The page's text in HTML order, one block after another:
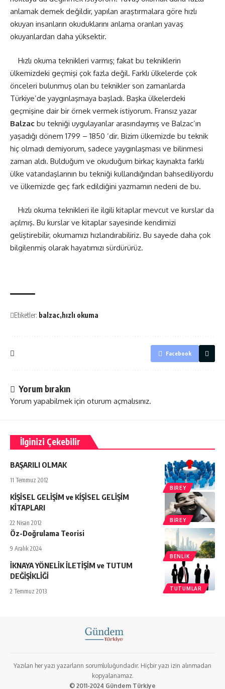
anlamak demek değildir, yapılan araştırmalara göre hızlı
okuyan insanların okuduklarını anlama oranları yavaş
okuyanlardan daha yüksektir.
Hızlı okuma teknikleri varmış; fakat bu tekniklerin
ülkemizdeki geçmişi çok fazla değil. Farklı ülkelerde çok
önceleri bulunmuş olan bu teknikler son zamanlarda
Türkiye’de yaygınlaşmaya başladı. Başka ülkelerdeki
geçmişine dair bir örnek vermek istiyorum. Fransız yazar
Balzac bu tekniği uygulayanlar arasındaymış ve Balzac’ın
yaşadığı dönem 1799 – 1850 ‘dir. Bizim ülkemizde bu teknik
hiç olmadı demiyorum, sadece yaygınlaşması ve bilinmesi
zaman aldı. Bulduğum ve okuduğum birkaç kaynakta farklı
ülke vatandaşlarının bu tekniği kullandığından bahsediliyordu
ve ülkemizde geç fark edildiğini yazmamın nedeni de bu.
Hızlı okuma teknikleri ile ilgili kitaplar mevcut ve kurslar da
açılmış. Bu kurslar ve kitaplar sayesinde kendimizi
geliştirebilir, okumamızı hızlandırabiliriz. Bu sayede daha çok
bilgilenmiş olarak hayatımızı sürdürürüz.
Etiketler: balzac hızlı okuma
Facebook
Yorum bırakın
Yorum yapabilmek için oturum açmalısınız.
İlginizi Çekebilir
BIREY
BAŞARILI OLMAK
11 Temmuz 2012
BIREY
KİŞİSEL GELİŞİM ve KİŞİSEL GELİŞİM
KİTAPLARI
22 Nisan 2012
BENLIK
Öz-Doğrulama Teorisi
9 Aralık 2024
TUTUMLAR
İKNAYA YÖNELİK İLETİŞİM ve TUTUM
DEĞİŞİKLİĞİ
2 Temmuz 2013
Yazılan her yazı yazarların sorumluluğundadır. Hiçbir yazı izin alınmadan
kopyalanamaz.
© 2011-2024 Gündem Türkiye